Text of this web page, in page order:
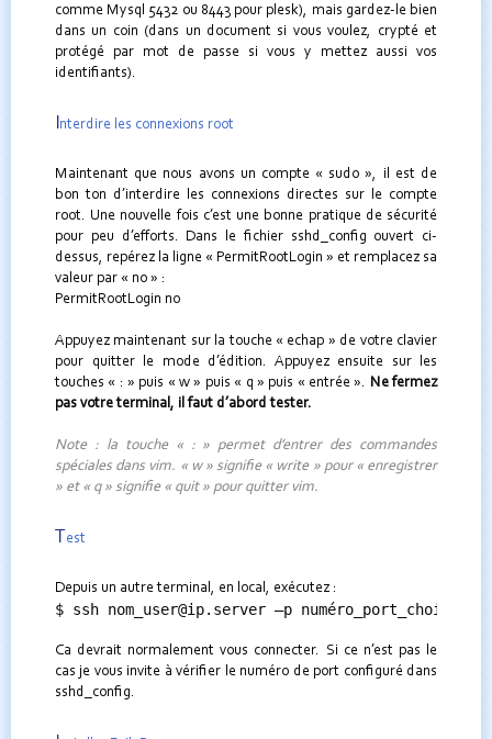
comme Mysql 5432 ou 8443 pour plesk), mais gardez-le bien
dans un coin (dans un document si vous voulez, crypté et
protégé par mot de passe si vous y mettez aussi vos
identifiants).
nterdire les connexions root
Maintenant que nous avons un compte « sudo », il est de
bon ton d’interdire les connexions directes sur le compte
root. Une nouvelle fois c’est une bonne pratique de sécurité
pour peu d’efforts. Dans le fichier sshd_config ouvert ci-
dessus, repérez la ligne « PermitRootLogin » et remplacez sa
valeur par « no » :
PermitRootLogin no
Appuyez maintenant sur la touche « echap » de votre clavier
pour quitter le mode d’édition. Appuyez ensuite sur les
touches « : » puis « w » puis « q » puis « entrée ». Ne fermez
pas votre terminal, il faut d’abord tester.
Note : la touche « : » permet d’entrer des commandes
spéciales dans vim. « w » signifie « write » pour « enregistrer
» et « q » signifie « quit » pour quitter vim.
est
Depuis un autre terminal, en local, exécutez :
$ ssh nom_user@ip.server –p numéro_port_choisi
Ca devrait normalement vous connecter. Si ce n’est pas le
cas je vous invite à vérifier le numéro de port configuré dans
sshd_config.